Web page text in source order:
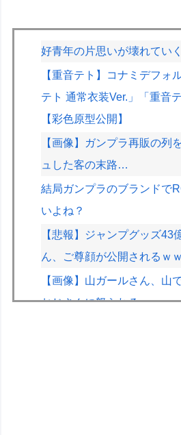
好青年の片思いが壊れてい
【重音テト】コナミデフォ
テト 通常衣装Ver.」「重音
【彩色原型公開】
【画像】ガンプラ再販の列
ュした客の末路…
結局ガンプラのブランドで
いよね？
【悲報】ジャンプグッズ43
ん、ご尊顔が公開されるｗ
【画像】山ガールさん、山
おじさんに怒られるｗｗｗ